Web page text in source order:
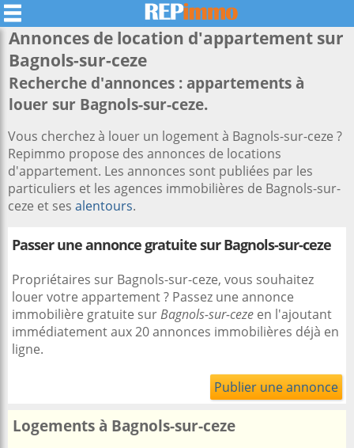
Annonces de location d'appartement sur
Bagnols-sur-ceze
Recherche d'annonces : appartements à
louer sur Bagnols-sur-ceze.
Vous cherchez à louer un logement à Bagnols-sur-ceze ?
Repimmo propose des annonces de locations
d'appartement. Les annonces sont publiées par les
particuliers et les agences immobilières de Bagnols-sur-
ceze et ses alentours.
Passer une annonce gratuite sur Bagnols-sur-ceze
Propriétaires sur Bagnols-sur-ceze, vous souhaitez
louer votre appartement ? Passez une annonce
immobilière gratuite surBagnols-sur-ceze en l'ajoutant
immédiatement aux 20 annonces immobilières déjà en
ligne.
Publier une annonce
Logements à Bagnols-sur-ceze